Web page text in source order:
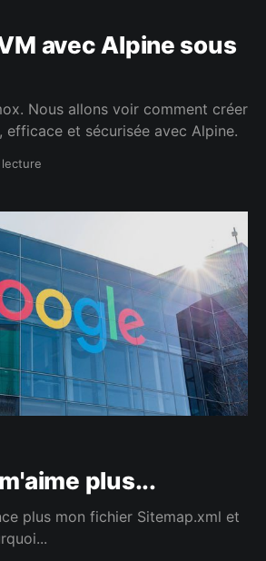
avec Alpine sous
Nous allons voir comment créer
efficace et sécurisée avec Alpine.
plus...
plus mon fichier Sitemap.xml et